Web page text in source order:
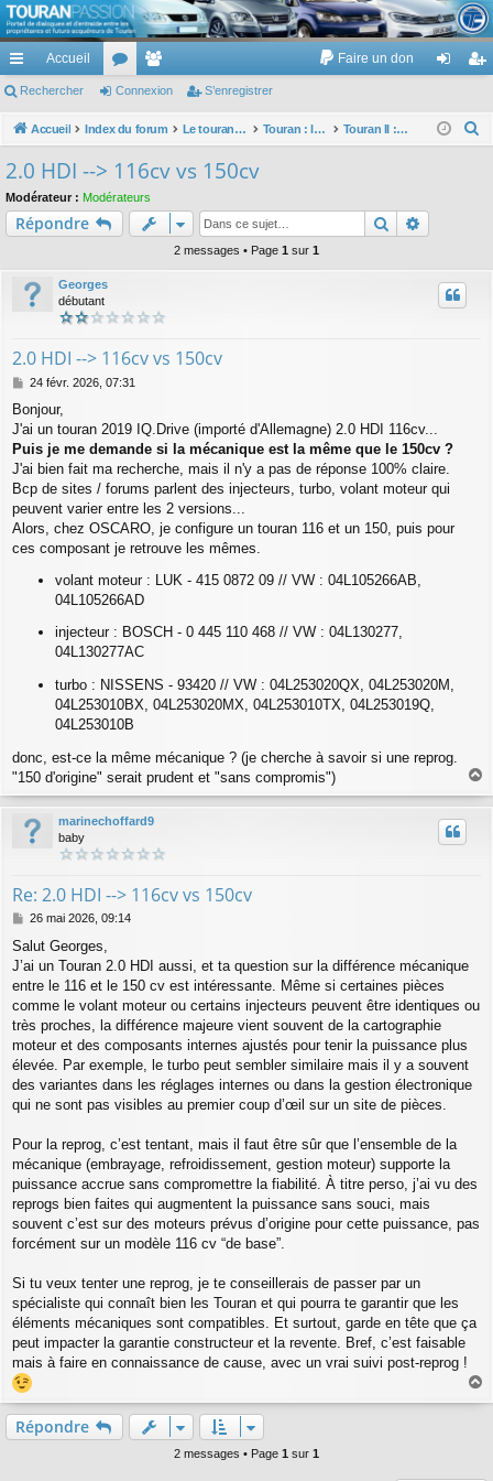
TouranPassion
Le forum des propriétaires ou futurs acquéreurs du Volkswagen Touran
cc
ès
pi
de
Accueil
or
u
e
m
Faire un don
ne nr
Rechercher Connexion S’enregistrer
Accueil Index du forum Le touran dans ses versions I (V1 V2 V3) et II ... Touran : les modèles, les prix, les achats, les options, ... Touran II : modèles, options, prix...
c
2.0 HDI --> 116cv vs 150cv
Modérateur : Modérateurs
Répondre Rechercher
2 messages • Page 1 sur 1
Georges
débutant
2.0 HDI --> 116cv vs 150cv
M
s
s
a
g
24 févr. 2026, 07:31
Bonjour,
J'ai un touran 2019 IQ.Drive (importé d'Allemagne) 2.0 HDI 116cv...
Puis je me demande si la mécanique est la même que le 150cv ?
J'ai bien fait ma recherche, mais il n'y a pas de réponse 100% claire.
Bcp de sites / forums parlent des injecteurs, turbo, volant moteur qui
peuvent varier entre les 2 versions...
Alors, chez OSCARO, je configure un touran 116 et un 150, puis pour
ces composant je retrouve les mêmes.
volant moteur : LUK - 415 0872 09 // VW : 04L105266AB,
04L105266AD
injecteur : BOSCH - 0 445 110 468 // VW : 04L130277,
04L130277AC
turbo : NISSENS - 93420 // VW : 04L253020QX, 04L253020M,
04L253010BX, 04L253020MX, 04L253010TX, 04L253019Q,
04L253010B
donc, est-ce la même mécanique ? (je cherche à savoir si une reprog.
"150 d'origine" serait prudent et "sans compromis")
u
marinechoffard9
baby
Re: 2.0 HDI --> 116cv vs 150cv
M
s
s
a
g
e
26 mai 2026, 09:14
Salut Georges,
J’ai un Touran 2.0 HDI aussi, et ta question sur la différence mécanique
entre le 116 et le 150 cv est intéressante. Même si certaines pièces
comme le volant moteur ou certains injecteurs peuvent être identiques ou
très proches, la différence majeure vient souvent de la cartographie
moteur et des composants internes ajustés pour tenir la puissance plus
élevée. Par exemple, le turbo peut sembler similaire mais il y a souvent
des variantes dans les réglages internes ou dans la gestion électronique
qui ne sont pas visibles au premier coup d’œil sur un site de pièces.
Pour la reprog, c’est tentant, mais il faut être sûr que l’ensemble de la
mécanique (embrayage, refroidissement, gestion moteur) supporte la
puissance accrue sans compromettre la fiabilité. À titre perso, j’ai vu des
reprogs bien faites qui augmentent la puissance sans souci, mais
souvent c’est sur des moteurs prévus d’origine pour cette puissance, pas
forcément sur un modèle 116 cv “de base”.
Si tu veux tenter une reprog, je te conseillerais de passer par un
spécialiste qui connaît bien les Touran et qui pourra te garantir que les
éléments mécaniques sont compatibles. Et surtout, garde en tête que ça
peut impacter la garantie constructeur et la revente. Bref, c’est faisable
mais à faire en connaissance de cause, avec un vrai suivi post-reprog !
Répondre
2 messages • Page 1 sur 1